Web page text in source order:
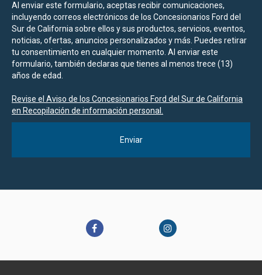
Al enviar este formulario, aceptas recibir comunicaciones,
incluyendo correos electrónicos de los Concesionarios Ford del
Sur de California sobre ellos y sus productos, servicios, eventos,
noticias, ofertas, anuncios personalizados y más. Puedes retirar
tu consentimiento en cualquier momento. Al enviar este
formulario, también declaras que tienes al menos trece (13)
años de edad.
Revise el Aviso de los Concesionarios Ford del Sur de California
en Recopilación de información personal.